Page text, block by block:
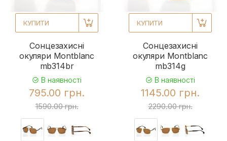
КУПИТИ
Сонцезахисні
окуляри Montblanc
mb314br
В наявності
795.00 грн.
1590.00 грн.
КУПИТИ
Сонцезахисні
окуляри Montblanc
mb314g
В наявності
1145.00 грн.
2290.00 грн.